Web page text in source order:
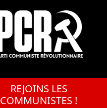
REJOINS LES
COMMUNISTES !